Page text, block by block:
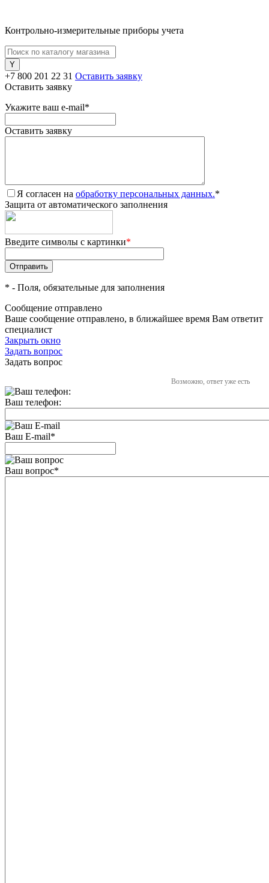
Контрольно-измерительные приборы учета
+7 800 201 22 31 Оставить заявку
Оставить заявку
Укажите ваш e-mail*
Оставить заявку
Я согласен на обработку персональных данных.*
Защита от автоматического заполнения
Введите символы с картинки*
* - Поля, обязательные для заполнения
Сообщение отправлено
Ваше сообщение отправлено, в ближайшее время Вам ответит
специалист
Закрыть окно
Задать вопрос
Задать вопрос
Возможно, ответ уже есть
Ваш телефон:
Ваш E-mail*
Ваш вопрос*